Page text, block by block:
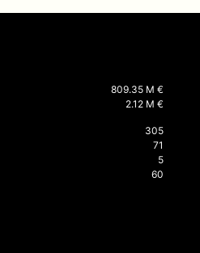
809.35 M €
2.12 M €
305
71
5
60